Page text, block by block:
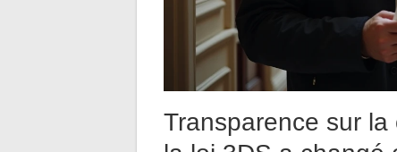
Transparence sur